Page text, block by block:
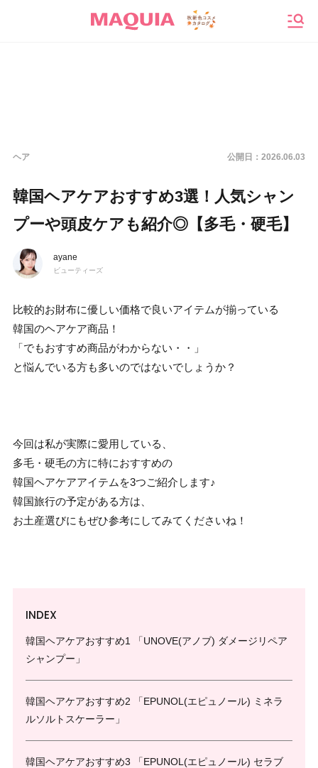
ヘア 公開日： 2026.06.03
韓国ヘアケアおすすめ3選！人気シャン
プーや頭皮ケアも紹介◎【多毛・硬毛】
ayane
ビューティーズ
比較的お財布に優しい価格で良いアイテムが揃っている
韓国のヘアケア商品！
「でもおすすめ商品がわからない・・」
と悩んでいる方も多いのではないでしょうか？
今回は私が実際に愛用している、
多毛・硬毛の方に特におすすめの
韓国ヘアケアアイテムを3つご紹介します♪
韓国旅行の予定がある方は、
お土産選びにもぜひ参考にしてみてくださいね！
INDEX
韓国ヘアケアおすすめ1 「UNOVE(アノブ) ダメージリペア
シャンプー」
韓国ヘアケアおすすめ2 「EPUNOL(エピュノール) ミネラ
ルソルトスケーラー」
韓国ヘアケアおすすめ3 「EPUNOL(エピュノール) セラブ